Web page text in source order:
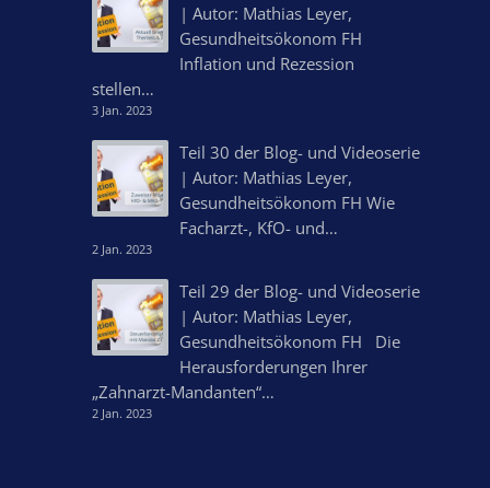
| Autor: Mathias Leyer,
Gesundheitsökonom FH
Inflation und Rezession
stellen…
3 Jan. 2023
Teil 30 der Blog- und Videoserie
| Autor: Mathias Leyer,
Gesundheitsökonom FH Wie
Facharzt-, KfO- und…
2 Jan. 2023
Teil 29 der Blog- und Videoserie
| Autor: Mathias Leyer,
Gesundheitsökonom FH Die
Herausforderungen Ihrer
„Zahnarzt-Mandanten“…
2 Jan. 2023